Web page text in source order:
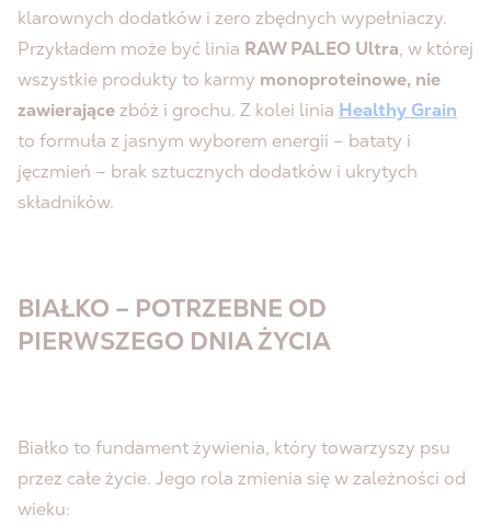
klarownych dodatków i zero zbędnych wypełniaczy.
Przykładem może być linia RAW PALEO Ultra, w której
wszystkie produkty to karmy monoproteinowe, nie
zawierającezbóż i grochu. Z kolei linia Healthy Grain
to formuła z jasnym wyborem energii – bataty i
jęczmień – brak sztucznych dodatków i ukrytych
składników.
BIAŁKO – POTRZEBNE OD
PIERWSZEGO DNIA ŻYCIA
Białko to fundament żywienia, który towarzyszy psu
przez całe życie. Jego rola zmienia się w zależności od
wieku: